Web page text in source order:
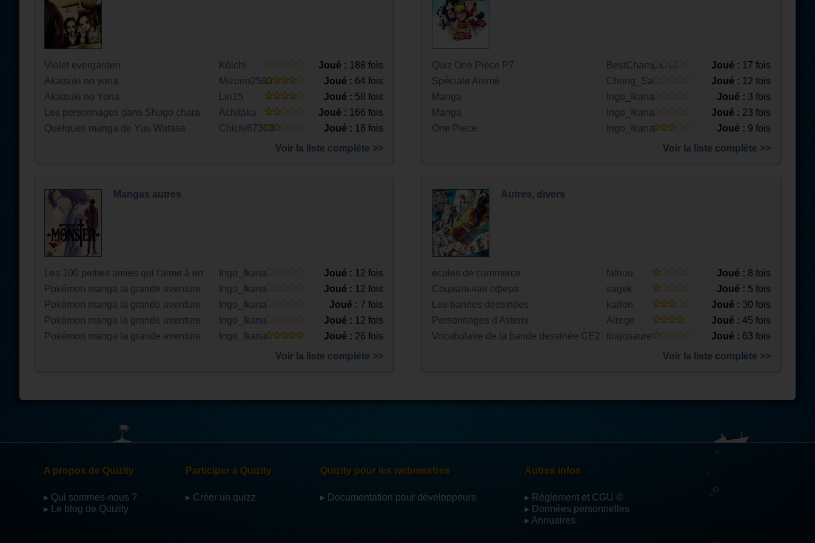
Violet evergarden Kôichi Joué : 188 fois
Akatsuki no yona
Mizuiro2580 Joué : 64 fois
Akatsuki no Yona
Lin15 Joué : 58 fois
Les personnages dans Shugo chara
Achitaka Joué : 166 fois
Quelques manga de Yuu Watase
Chichi67300 Joué : 18 fois
Voir la liste complète >>
Quiz One Piece P7 BestChampionX Joué : 17 fois
Spéciale Animé
Chong_San Joué : 12 fois
Manga
Ingo_Ikana Joué : 3 fois
Manga
Ingo_Ikana Joué : 23 fois
One Piece
Ingo_Ikana Joué : 9 fois
Voir la liste complète >>
Mangas autres
Les 100 petites amies qui t'aime à en
mourrir
Ingo_Ikana Joué : 12 fois
Pokémon manga la grande aventure
(PARTIE 04 ARC RF/VF/E)
Ingo_Ikana Joué : 12 fois
Pokémon manga la grande aventure
(PARTIE 03)
Ingo_Ikana Joué : 7 fois
Pokémon manga la grande aventure
(PARTIE 02)
Ingo_Ikana Joué : 12 fois
Pokémon manga la grande aventure
Ingo_Ikana Joué : 26 fois
Voir la liste complète >>
Autres, divers
écoles de commerce fafouu Joué : 8 fois
Социальная сфера
sagek Joué : 5 fois
Les bandes dessinées
karlon Joué : 30 fois
Personnages d'Asterix
Airege Joué : 45 fois
Vocabulaire de la bande dessinée CE2
tirajosaure Joué : 63 fois
Voir la liste complète >>
A propos de Quizity
▸ Qui sommes-nous ?
▸ Le blog de Quizity
Participer à Quizity
▸ Créer un quizz
Quizity pour les webmestres
▸ Documentation pour développeurs
Autres infos
▸ Règlement et CGU ©
▸ Données personnelles
▸ Annuaires